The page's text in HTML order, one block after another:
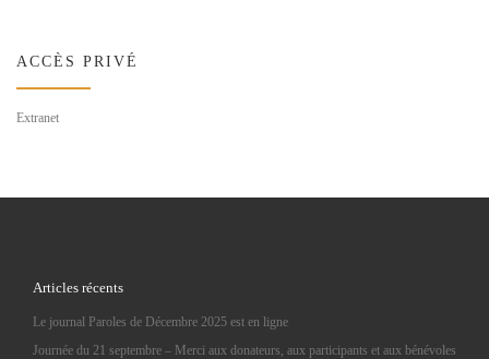
ACCÈS PRIVÉ
Extranet
Articles récents
Le journal Paroles de Décembre 2025 est en ligne
Journée du 21 septembre – Merci aux donateurs, aux participants et aux bénévoles